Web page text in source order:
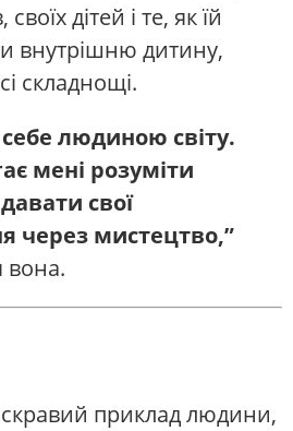
дітей і те, як їй
внутрішню дитину,
складнощі.
людиною світу.
мені розуміти
свої
через мистецтво,”
вона.
приклад людини,